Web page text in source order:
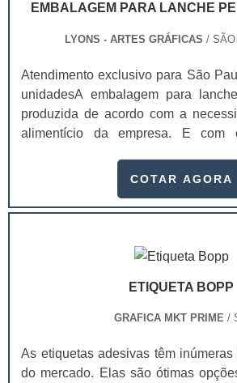
EMBALAGEM PARA LANCHE
LYONS - ARTES GRÁFICAS / SÃO
Atendimento exclusivo para São
unidadesA embalagem para
produzida de acordo com a
alimentício da empresa. E com
visto que a comunicação
as vendas. Com as
sofisticado, cada vez mais próximo
COTAR AGORA
ETIQUETA BOPP
GRAFICA MKT PRIME /
As etiquetas adesivas têm
do mercado. Elas são ótimas